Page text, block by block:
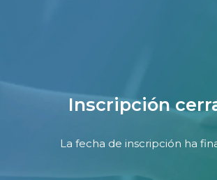
Inscripción
La fecha de inscripción ha